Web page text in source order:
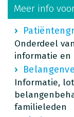
Meer info
Onderdeel
informatie
Informatie,
familieleden